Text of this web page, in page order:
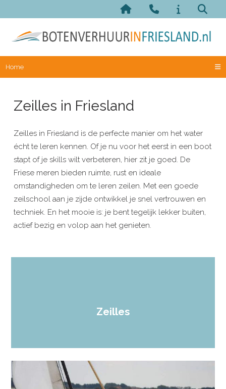
Home
Zeilles in Friesland
Zeilles in Friesland is de perfecte manier om het water
écht te leren kennen. Of je nu voor het eerst in een boot
stapt of je skills wilt verbeteren, hier zit je goed. De
Friese meren bieden ruimte, rust en ideale
omstandigheden om te leren zeilen. Met een goede
zeilschool aan je zijde ontwikkel je snel vertrouwen en
techniek. En het mooie is: je bent tegelijk lekker buiten,
actief bezig en volop aan het genieten.
Zeilles